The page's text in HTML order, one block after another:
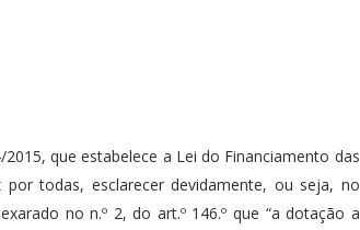
que estabelece a Lei do Financiamento das
todas, esclarecer devidamente, ou seja, no
no n.º 2, do art.º 146.º que “a dotação a